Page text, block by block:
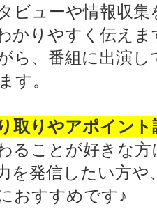
ビューや情報収集
かりやすく伝え
ら、番組に出演
す。
取りやアポイント
ることが好きな
を発信したい方や
おすすめです♪